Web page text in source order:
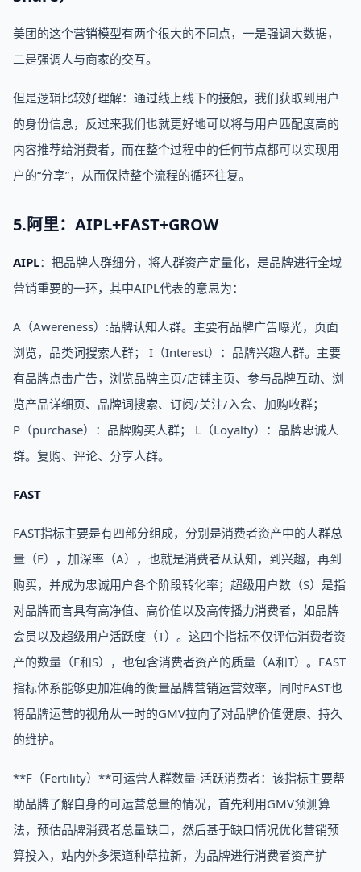
美团的这个营销模型有两个很大的不同点，一是强调大数据，
二是强调人与商家的交互。
但是逻辑比较好理解：通过线上线下的接触，我们获取到用户
的身份信息，反过来我们也就更好地可以将与用户匹配度高的
内容推荐给消费者，而在整个过程中的任何节点都可以实现用
户的“分享”，从而保持整个流程的循环往复。
5.阿里：AIPL+FAST+GROW
AIPL：把品牌人群细分，将人群资产定量化，是品牌进行全域
营销重要的一环，其中AIPL代表的意思为：
A（Awereness）:品牌认知人群。主要有品牌广告曝光，页面
浏览，品类词搜索人群； I（Interest）：品牌兴趣人群。主要
有品牌点击广告，浏览品牌主页/店铺主页、参与品牌互动、浏
览产品详细页、品牌词搜索、订阅/关注/入会、加购收群；
P（purchase）：品牌购买人群； L（Loyalty）：品牌忠诚人
群。复购、评论、分享人群。
FAST
FAST指标主要是有四部分组成，分别是消费者资产中的人群总
量（F），加深率（A），也就是消费者从认知，到兴趣，再到
购买，并成为忠诚用户各个阶段转化率；超级用户数（S）是指
对品牌而言具有高净值、高价值以及高传播力消费者，如品牌
会员以及超级用户活跃度（T）。这四个指标不仅评估消费者资
产的数量（F和S），也包含消费者资产的质量（A和T）。FAST
指标体系能够更加准确的衡量品牌营销运营效率，同时FAST也
将品牌运营的视角从一时的GMV拉向了对品牌价值健康、持久
的维护。
**F（Fertility）**可运营人群数量-活跃消费者：该指标主要帮
助品牌了解自身的可运营总量的情况，首先利用GMV预测算
法，预估品牌消费者总量缺口，然后基于缺口情况优化营销预
算投入，站内外多渠道种草拉新，为品牌进行消费者资产扩